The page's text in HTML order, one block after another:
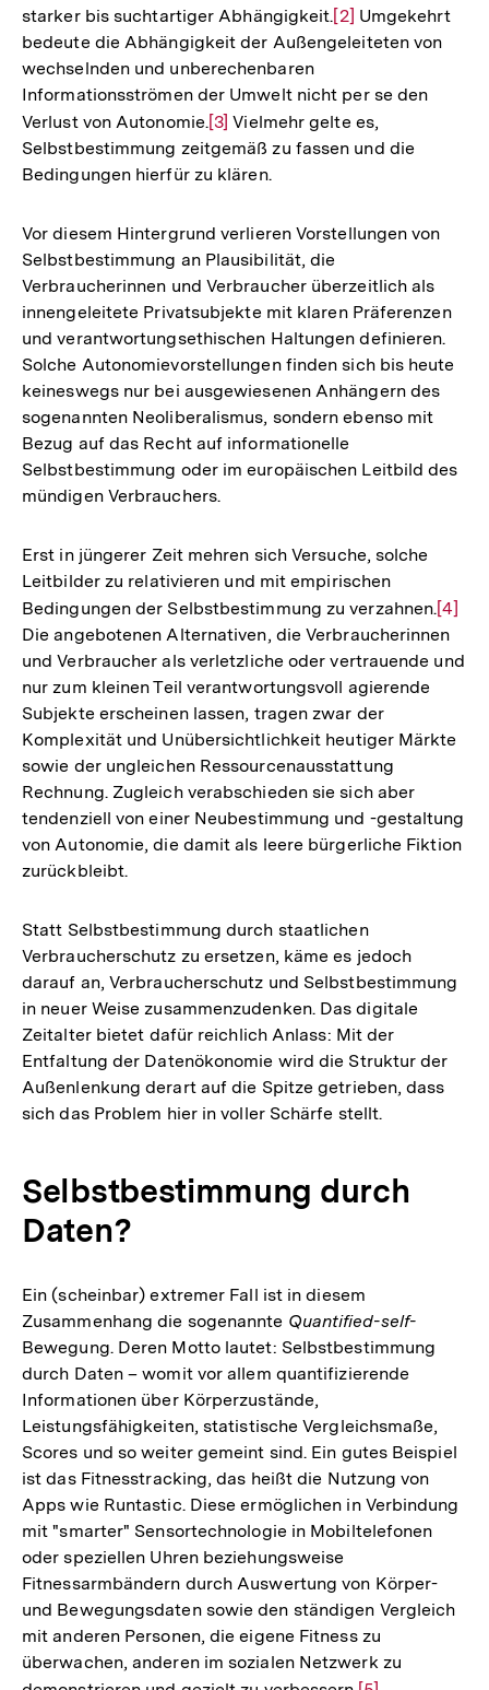
starker bis suchtartiger Abhängigkeit.Zur
Auflösung
Fußnote
[2] Umgekehrt
bedeute die Abhängigkeit der Außengeleiteten von
wechselnden und unberechenbaren
Informationsströmen der Umwelt nicht per se den
Verlust von Autonomie.Zur
Auflösung
der
[3] Vielmehr gelte es,
Selbstbestimmung zeitgemäß zu fassen und die
Bedingungen hierfür zu klären.
Vor diesem Hintergrund verlieren Vorstellungen von
Selbstbestimmung an Plausibilität, die
Verbraucherinnen und Verbraucher überzeitlich als
innengeleitete Privatsubjekte mit klaren Präferenzen
und verantwortungsethischen Haltungen definieren.
Solche Autonomievorstellungen finden sich bis heute
keineswegs nur bei ausgewiesenen Anhängern des
sogenannten Neoliberalismus, sondern ebenso mit
Bezug auf das Recht auf informationelle
Selbstbestimmung oder im europäischen Leitbild des
mündigen Verbrauchers.
Erst in jüngerer Zeit mehren sich Versuche, solche
Leitbilder zu relativieren und mit empirischen
Bedingungen der Selbstbestimmung zu verzahnen.Zur
der
[4]
Die angebotenen Alternativen, die Verbraucherinnen
und Verbraucher als verletzliche oder vertrauende und
nur zum kleinen Teil verantwortungsvoll agierende
Subjekte erscheinen lassen, tragen zwar der
Komplexität und Unübersichtlichkeit heutiger Märkte
sowie der ungleichen Ressourcenausstattung
Rechnung. Zugleich verabschieden sie sich aber
tendenziell von einer Neubestimmung und -gestaltung
von Autonomie, die damit als leere bürgerliche Fiktion
zurückbleibt.
Statt Selbstbestimmung durch staatlichen
Verbraucherschutz zu ersetzen, käme es jedoch
darauf an, Verbraucherschutz und Selbstbestimmung
in neuer Weise zusammenzudenken. Das digitale
Zeitalter bietet dafür reichlich Anlass: Mit der
Entfaltung der Datenökonomie wird die Struktur der
Außenlenkung derart auf die Spitze getrieben, dass
sich das Problem hier in voller Schärfe stellt.
Selbstbestimmung durch
Daten?
Ein (scheinbar) extremer Fall ist in diesem
Zusammenhang die sogenannte Quantified-self-
Bewegung. Deren Motto lautet: Selbstbestimmung
durch Daten – womit vor allem quantifizierende
Informationen über Körperzustände,
Leistungsfähigkeiten, statistische Vergleichsmaße,
Scores und so weiter gemeint sind. Ein gutes Beispiel
ist das Fitnesstracking, das heißt die Nutzung von
Apps wie Runtastic. Diese ermöglichen in Verbindung
mit "smarter" Sensortechnologie in Mobiltelefonen
oder speziellen Uhren beziehungsweise
Fitnessarmbändern durch Auswertung von Körper-
und Bewegungsdaten sowie den ständigen Vergleich
mit anderen Personen, die eigene Fitness zu
überwachen, anderen im sozialen Netzwerk zu